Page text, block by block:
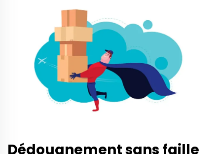
Dédouanement sans faille